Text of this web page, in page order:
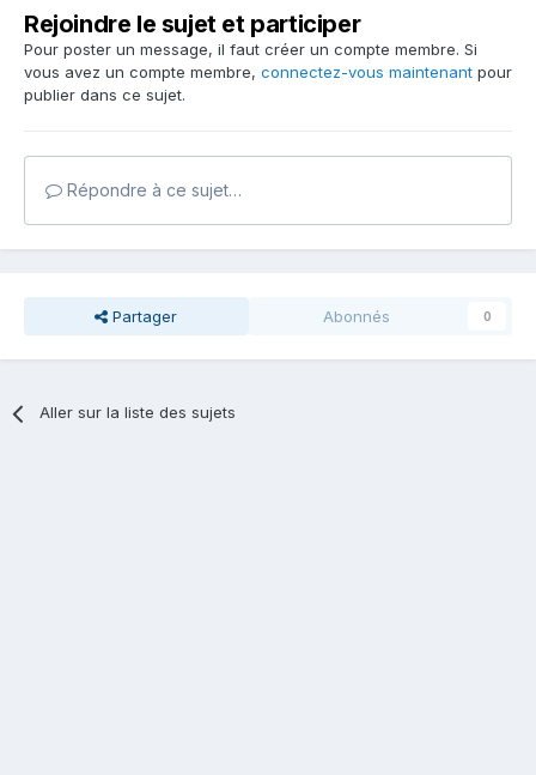
Rejoindre le sujet et participer
Pour poster un message, il faut créer un compte membre. Si
vous avez un compte membre, connectez-vous maintenant pour
publier dans ce sujet.
Répondre à ce sujet…
Partager Abonnés 0
Aller sur la liste des sujets